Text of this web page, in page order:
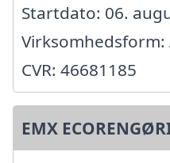
Startdato: 06.
Virksomhedsform:
CVR: 46681185
EMX